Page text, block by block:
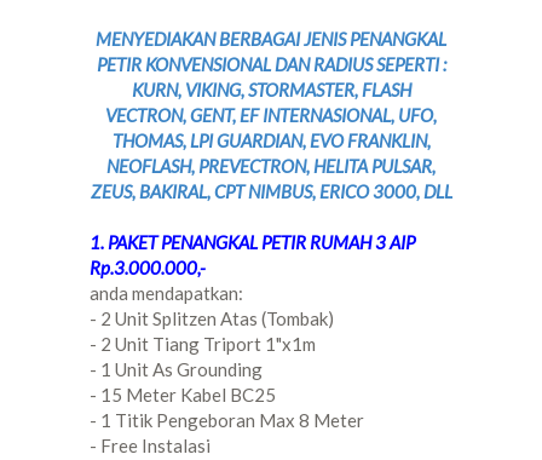
MENYEDIAKAN BERBAGAI JENIS PENANGKAL
PETIR KONVENSIONAL DAN RADIUS SEPERTI :
KURN, VIKING, STORMASTER, FLASH
VECTRON, GENT, EF INTERNASIONAL, UFO,
THOMAS, LPI GUARDIAN, EVO FRANKLIN,
NEOFLASH, PREVECTRON, HELITA PULSAR,
ZEUS, BAKIRAL, CPT NIMBUS, ERICO 3000, DLL
1. PAKET PENANGKAL PETIR RUMAH 3 AIP
Rp.3.000.000,-
anda mendapatkan:
- 2 Unit Splitzen Atas (Tombak)
- 2 Unit Tiang Triport 1"x1m
- 1 Unit As Grounding
- 15 Meter Kabel BC25
- 1 Titik Pengeboran Max 8 Meter
- Free Instalasi